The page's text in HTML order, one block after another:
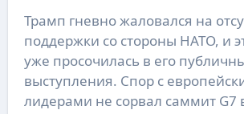
Трамп гневно жаловался на
поддержки со стороны НАТО, и
уже просочилась в его
выступления. Спор с
лидерами не сорвал саммит G7